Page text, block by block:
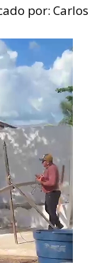
por:Carlos